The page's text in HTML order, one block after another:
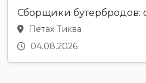
Сборщики бутербродов:
Петах Тиква
04.08.2026